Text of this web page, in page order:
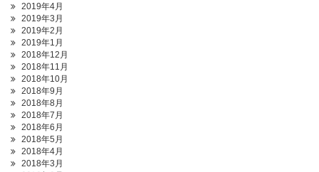
2019年4月
2019年3月
2019年2月
2019年1月
2018年12月
2018年11月
2018年10月
2018年9月
2018年8月
2018年7月
2018年6月
2018年5月
2018年4月
2018年3月